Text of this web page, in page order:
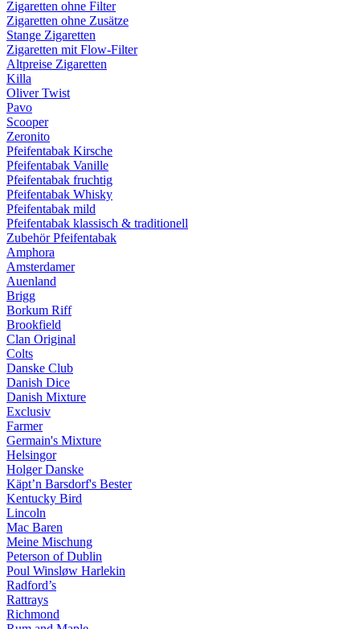
Zigaretten ohne Filter
Zigaretten ohne Zusätze
Stange Zigaretten
Zigaretten mit Flow-Filter
Altpreise Zigaretten
Killa
Oliver Twist
Pavo
Scooper
Zeronito
Pfeifentabak Kirsche
Pfeifentabak Vanille
Pfeifentabak fruchtig
Pfeifentabak Whisky
Pfeifentabak mild
Pfeifentabak klassisch & traditionell
Zubehör Pfeifentabak
Amphora
Amsterdamer
Auenland
Brigg
Borkum Riff
Brookfield
Clan Original
Colts
Danske Club
Danish Dice
Danish Mixture
Exclusiv
Farmer
Germain's Mixture
Helsingor
Holger Danske
Käpt’n Barsdorf's Bester
Kentucky Bird
Lincoln
Mac Baren
Meine Mischung
Peterson of Dublin
Poul Winsløw Harlekin
Radford’s
Rattrays
Richmond